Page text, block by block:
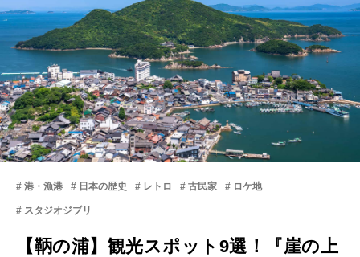
港・漁港 日本の歴史 レトロ 古民家 ロケ地
スタジオジブリ
【鞆の浦】観光スポット9選！『崖の上